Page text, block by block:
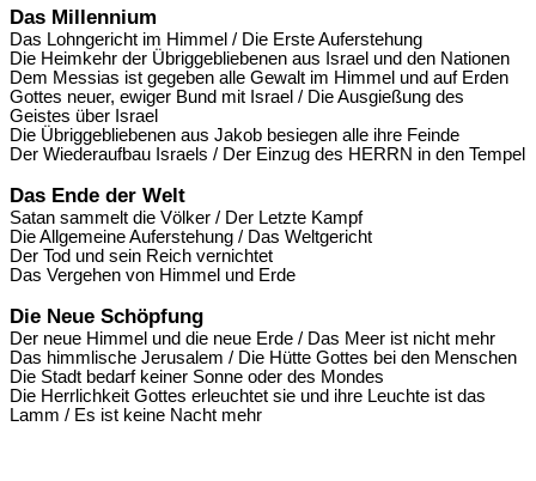
Das Millennium
Das Lohngericht im Himmel / Die Erste Auferstehung
Die Heimkehr der Übriggebliebenen aus Israel und den Nationen
Dem Messias ist gegeben alle Gewalt im Himmel und auf Erden
Gottes neuer, ewiger Bund mit Israel / Die Ausgießung des
Geistes über Israel
Die Übriggebliebenen aus Jakob besiegen alle ihre Feinde
Der Wiederaufbau Israels / Der Einzug des HERRN in den Tempel
Das Ende der Welt
Satan sammelt die Völker / Der Letzte Kampf
Die Allgemeine Auferstehung / Das Weltgericht
Der Tod und sein Reich vernichtet
Das Vergehen von Himmel und Erde
Die Neue Schöpfung
Der neue Himmel und die neue Erde / Das Meer ist nicht mehr
Das himmlische Jerusalem / Die Hütte Gottes bei den Menschen
Die Stadt bedarf keiner Sonne oder des Mondes
Die Herrlichkeit Gottes erleuchtet sie und ihre Leuchte ist das
Lamm / Es ist keine Nacht mehr